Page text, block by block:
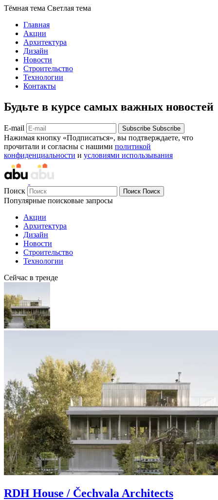
Тёмная тема Светлая тема
Главная
Акции
Архитектура
Дизайн
Новости
Строительство
Технологии
Контакты
Будьте в курсе самых важных новостей
E-mail Subscribe Subscribe
Нажимая кнопку «Подписаться», вы подтверждаете, что
прочитали и согласны с нашими политикой
конфиденциальности и условиями использывания
Поиск Поиск Поиск
Популярные поисковые запросы
Акции
Архитектура
Дизайн
Новости
Строительство
Технологии
Сейчас в тренде
RDH House / Čechvala Architects